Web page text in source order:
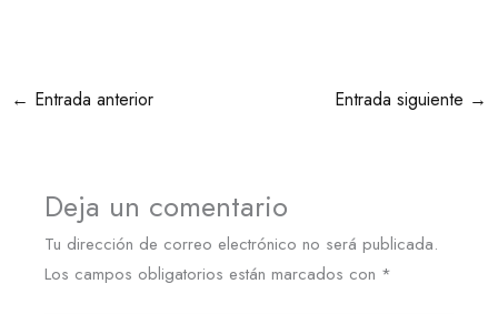
← Entrada anterior Entrada siguiente →
Deja un comentario
Tu dirección de correo electrónico no será publicada.
Los campos obligatorios están marcados con *